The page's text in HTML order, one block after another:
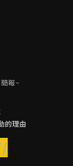
報~
的理由